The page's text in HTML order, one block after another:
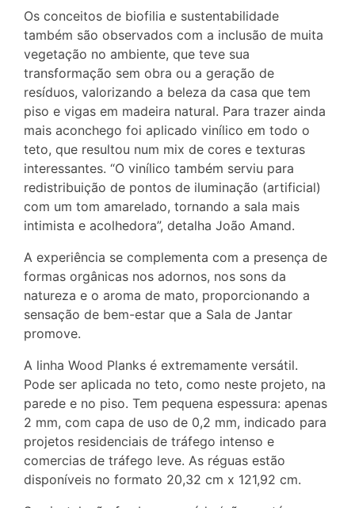
Os conceitos de biofilia e sustentabilidade
também são observados com a inclusão de muita
vegetação no ambiente, que teve sua
transformação sem obra ou a geração de
resíduos, valorizando a beleza da casa que tem
piso e vigas em madeira natural. Para trazer ainda
mais aconchego foi aplicado vinílico em todo o
teto, que resultou num mix de cores e texturas
interessantes. “O vinílico também serviu para
redistribuição de pontos de iluminação (artificial)
com um tom amarelado, tornando a sala mais
intimista e acolhedora”, detalha João Amand.
A experiência se complementa com a presença de
formas orgânicas nos adornos, nos sons da
natureza e o aroma de mato, proporcionando a
sensação de bem-estar que a Sala de Jantar
promove.
A linha Wood Planks é extremamente versátil.
Pode ser aplicada no teto, como neste projeto, na
parede e no piso. Tem pequena espessura: apenas
2 mm, com capa de uso de 0,2 mm, indicado para
projetos residenciais de tráfego intenso e
comercias de tráfego leve. As réguas estão
disponíveis no formato 20,32 cm x 121,92 cm.